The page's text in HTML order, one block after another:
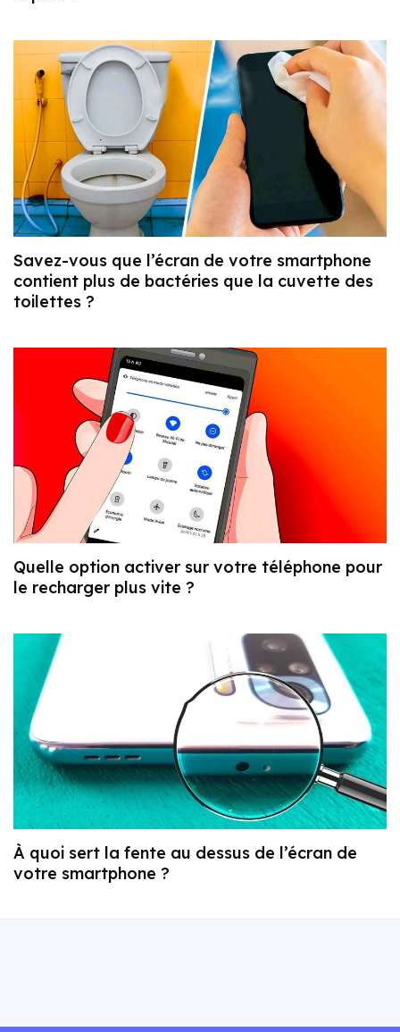
Savez-vous que l’écran de votre smartphone
contient plus de bactéries que la cuvette des
toilettes ?
Quelle option activer sur votre téléphone pour
le recharger plus vite ?
À quoi sert la fente au dessus de l’écran de
votre smartphone ?